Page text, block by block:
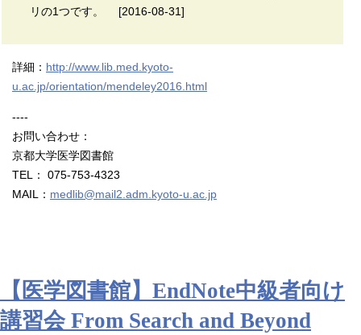
リの1つです。 [2016-08-31]
詳細： http://www.lib.med.kyoto-
u.ac.jp/orientation/mendeley2016.html
----
お問い合わせ：
京都大学医学図書館
TEL： 075-753-4323
MAIL： medlib@mail2.adm.kyoto-u.ac.jp
【医学図書館】EndNote中級者向け
講習会 From Search and Beyond